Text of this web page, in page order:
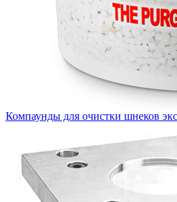
Компаунды для очистки шнеков